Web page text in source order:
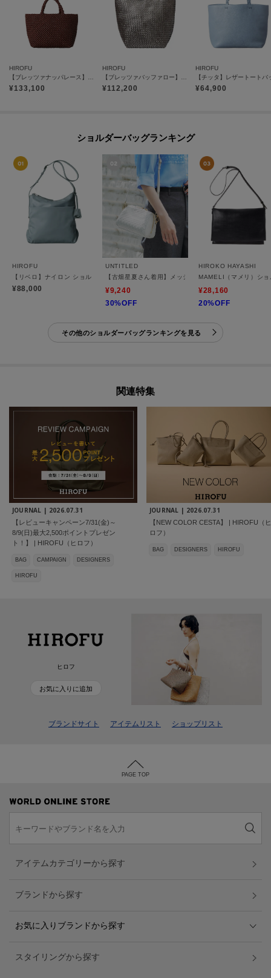
HIROFU
【ブレッツァナッパレース】レザーメッシュトートバッグ S 本革（商品番号：P25-31006）
¥133,100
HIROFU
【ブレッツァバッファロー】レザーメッシュトートバッグ M 本革 ステッチ メタリック（商品番号：P25-36413）
¥112,200
HIROFU
¥64,900
ショルダーバッグランキング
HIROFU
【リベロ】ナイロン ショルダーバッグ M（商品番号：P25-39508）
¥88,000
UNTITLED
【古畑星夏さん着用】メッシュミニショルダー
¥9,240
30%OFF
HIROKO HAYASHI
MAMELI（マメリ）シ
¥28,160
20%OFF
その他のショルダーバッグランキングを見る
関連特集
JOURNAL | 2026.07.31
【レビューキャンペーン7/31(金)～
8/9(日)最大2,500ポイントプレゼン
ト！】 | HIROFU（ヒロフ）
BAG CAMPAIGN DESIGNERS
HIROFU
JOURNAL | 2026.07.31
【NEW COLOR CESTA】 | HIROFU（ヒ
ロフ）
BAG DESIGNERS HIROFU
ヒロフ
お気に入りに追加
ブランドサイト アイテムリスト ショップリスト
PAGE TOP
アイテムカテゴリーから探す
ブランドから探す
お気に入りブランドから探す
スタイリングから探す